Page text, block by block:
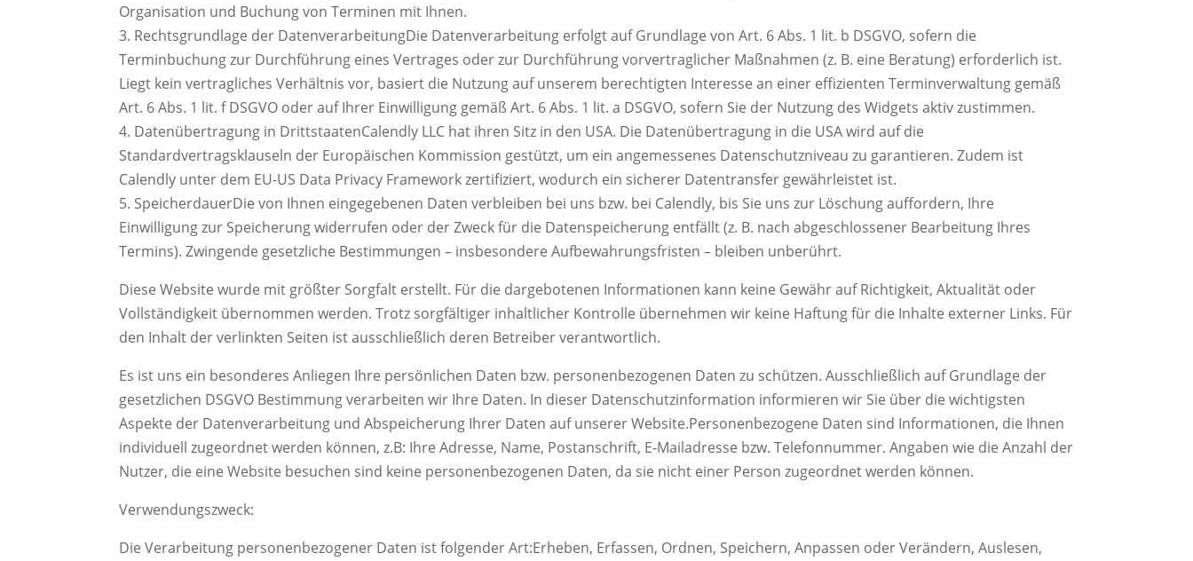
Organisation und Buchung von Terminen mit Ihnen.
3. Rechtsgrundlage der DatenverarbeitungDie Datenverarbeitung erfolgt auf Grundlage von Art. 6 Abs. 1 lit. b DSGVO, sofern die
Terminbuchung zur Durchführung eines Vertrages oder zur Durchführung vorvertraglicher Maßnahmen (z. B. eine Beratung) erforderlich ist.
Liegt kein vertragliches Verhältnis vor, basiert die Nutzung auf unserem berechtigten Interesse an einer effizienten Terminverwaltung gemäß
Art. 6 Abs. 1 lit. f DSGVO oder auf Ihrer Einwilligung gemäß Art. 6 Abs. 1 lit. a DSGVO, sofern Sie der Nutzung des Widgets aktiv zustimmen.
4. Datenübertragung in DrittstaatenCalendly LLC hat ihren Sitz in den USA. Die Datenübertragung in die USA wird auf die
Standardvertragsklauseln der Europäischen Kommission gestützt, um ein angemessenes Datenschutzniveau zu garantieren. Zudem ist
Calendly unter dem EU-US Data Privacy Framework zertifiziert, wodurch ein sicherer Datentransfer gewährleistet ist.
5. SpeicherdauerDie von Ihnen eingegebenen Daten verbleiben bei uns bzw. bei Calendly, bis Sie uns zur Löschung auffordern, Ihre
Einwilligung zur Speicherung widerrufen oder der Zweck für die Datenspeicherung entfällt (z. B. nach abgeschlossener Bearbeitung Ihres
Termins). Zwingende gesetzliche Bestimmungen – insbesondere Aufbewahrungsfristen – bleiben unberührt.
Diese Website wurde mit größter Sorgfalt erstellt. Für die dargebotenen Informationen kann keine Gewähr auf Richtigkeit, Aktualität oder
Vollständigkeit übernommen werden. Trotz sorgfältiger inhaltlicher Kontrolle übernehmen wir keine Haftung für die Inhalte externer Links. Für
den Inhalt der verlinkten Seiten ist ausschließlich deren Betreiber verantwortlich.
Es ist uns ein besonderes Anliegen Ihre persönlichen Daten bzw. personenbezogenen Daten zu schützen.Ausschließlich auf Grundlage der
gesetzlichen DSGVO Bestimmung verarbeiten wir Ihre Daten. In dieser Datenschutzinformation informieren wir Sie über die wichtigsten
Aspekte der Datenverarbeitung undAbspeicherung Ihrer Daten auf unserer Website.Personenbezogene Daten sind Informationen, die Ihnen
individuell zugeordnet werden können, z.B: IhreAdresse, Name, Postanschrift, E-Mailadresse bzw. Telefonnummer. Angaben wie die Anzahl der
Nutzer, die eine Website besuchen sind keine personenbezogenen Daten, da sie nicht einer Person zugeordnet werden können.
Verwendungszweck:
Die Verarbeitung personenbezogener Daten ist folgender Art:Erheben, Erfassen, Ordnen, Speichern, Anpassen oder Verändern, Auslesen,